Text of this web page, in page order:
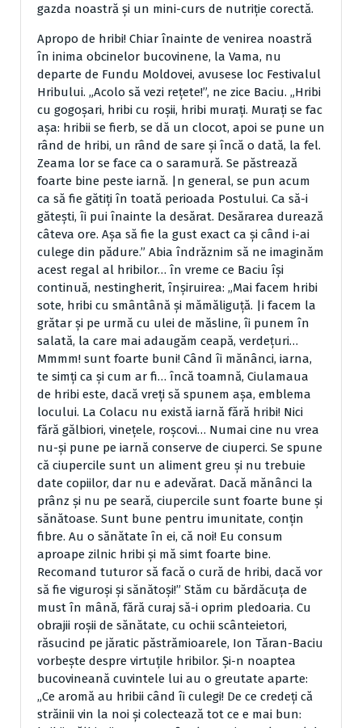
gazda noastră şi un mini-curs de nutriţie corectă.
Apropo de hribi! Chiar înainte de venirea noastră
în inima obcinelor bucovinene, la Vama, nu
departe de Fundu Moldovei, avusese loc Festivalul
Hribului. „Acolo să vezi reţete!”, ne zice Baciu. „Hribi
cu gogoşari, hribi cu roşii, hribi muraţi. Muraţi se fac
aşa: hribii se fierb, se dă un clocot, apoi se pune un
rând de hribi, un rând de sare şi încă o dată, la fel.
Zeama lor se face ca o saramură. Se păstrează
foarte bine peste iarnă. |n general, se pun acum
ca să fie gătiţi în toată perioada Postului. Ca să-i
găteşti, îi pui înainte la desărat. Desărarea durează
câteva ore. Aşa să fie la gust exact ca şi când i-ai
culege din pădure.” Abia îndrăznim să ne imaginăm
acest regal al hribilor… în vreme ce Baciu îşi
continuă, nestingherit, înşiruirea: „Mai facem hribi
sote, hribi cu smântână şi mămăliguţă. |i facem la
grătar şi pe urmă cu ulei de măsline, îi punem în
salată, la care mai adaugăm ceapă, verdeţuri…
Mmmm! sunt foarte buni! Când îi mănânci, iarna,
te simţi ca şi cum ar fi… încă toamnă, Ciulamaua
de hribi este, dacă vreţi să spunem aşa, emblema
locului. La Colacu nu există iarnă fără hribi! Nici
fără gălbiori, vineţele, roşcovi… Numai cine nu vrea
nu-şi pune pe iarnă conserve de ciuperci. Se spune
că ciupercile sunt un aliment greu şi nu trebuie
date copiilor, dar nu e adevărat. Dacă mănânci la
prânz şi nu pe seară, ciupercile sunt foarte bune şi
sănătoase. Sunt bune pentru imunitate, conţin
fibre. Au o sănătate în ei, că noi! Eu consum
aproape zilnic hribi şi mă simt foarte bine.
Recomand tuturor să facă o cură de hribi, dacă vor
să fie viguroşi şi sănătoşi!” Stăm cu bărdăcuţa de
must în mână, fără curaj să-i oprim pledoaria. Cu
obrajii roşii de sănătate, cu ochii scânteietori,
răsucind pe jăratic păstrămioarele, Ion Tăran-Baciu
vorbeşte despre virtuţile hribilor. Şi-n noaptea
bucovineană cuvintele lui au o greutate aparte:
„Ce aromă au hribii când îi culegi! De ce credeţi că
străinii vin la noi şi colectează tot ce e mai bun: